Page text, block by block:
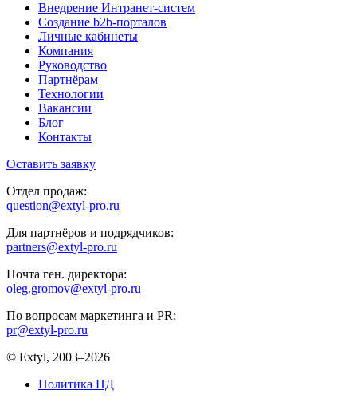
Внедрение Интранет-систем
Создание b2b-порталов
Личные кабинеты
Компания
Руководство
Партнёрам
Технологии
Вакансии
Блог
Контакты
Оставить заявку
Отдел продаж:
question@extyl-pro.ru
Для партнёров и подрядчиков:
partners@extyl-pro.ru
Почта ген. директора:
oleg.gromov@extyl-pro.ru
По вопросам маркетинга и PR:
pr@extyl-pro.ru
© Extyl, 2003–2026
Политика ПД